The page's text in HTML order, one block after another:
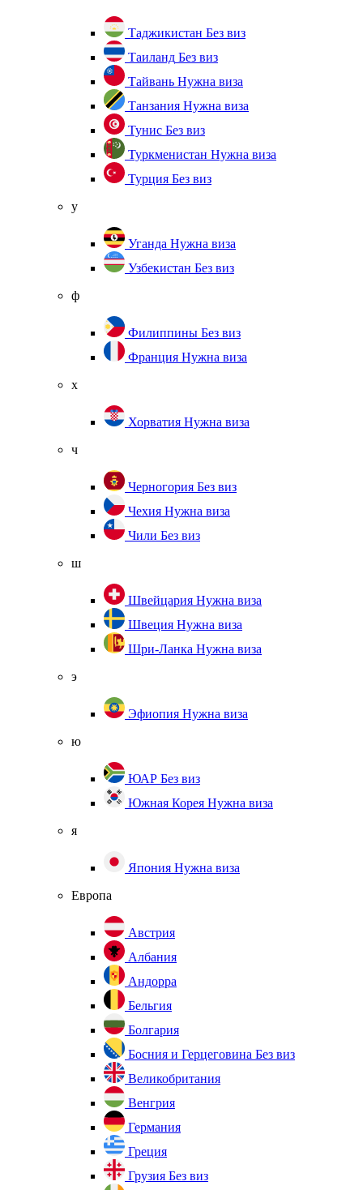
Таджикистан Без виз
Таиланд Без виз
Тайвань Нужна виза
Танзания Нужна виза
Тунис Без виз
Туркменистан Нужна виза
Турция Без виз
у
Уганда Нужна виза
Узбекистан Без виз
ф
Филиппины Без виз
Франция Нужна виза
х
Хорватия Нужна виза
ч
Черногория Без виз
Чехия Нужна виза
Чили Без виз
ш
Швейцария Нужна виза
Швеция Нужна виза
Шри-Ланка Нужна виза
э
Эфиопия Нужна виза
ю
ЮАР Без виз
Южная Корея Нужна виза
я
Япония Нужна виза
Европа
Австрия
Албания
Андорра
Бельгия
Болгария
Босния и Герцеговина Без виз
Великобритания
Венгрия
Германия
Греция
Грузия Без виз